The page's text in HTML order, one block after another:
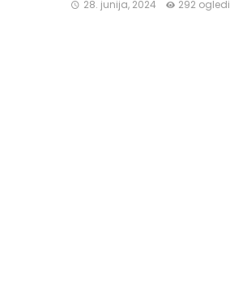
28. junija, 2024 292 ogledi